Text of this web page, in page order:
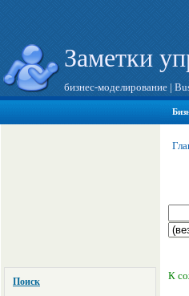
Заметки
бизнес-моделирование |
Поиск К